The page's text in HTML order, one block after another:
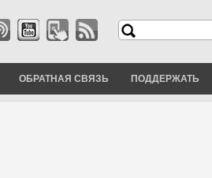
Форма поиска
Поиск
ОБРАТНАЯ СВЯЗЬ ПОДДЕРЖАТЬ